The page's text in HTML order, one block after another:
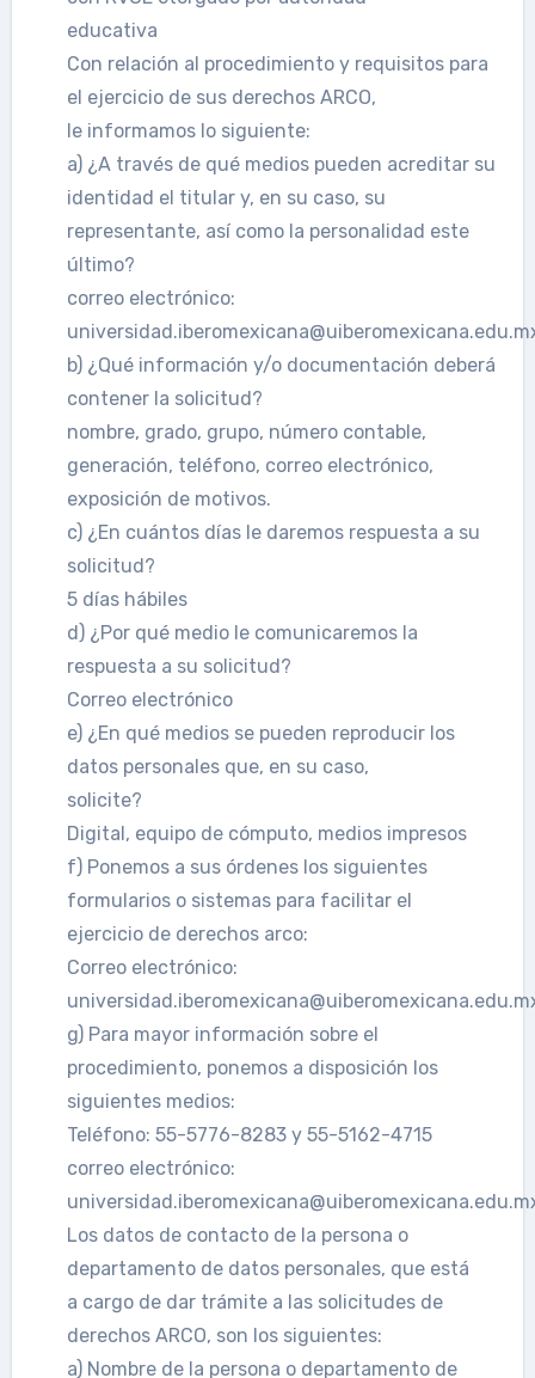
educativa
Con relación al procedimiento y requisitos para
el ejercicio de sus derechos ARCO,
le informamos lo siguiente:
a) ¿A través de qué medios pueden acreditar su
identidad el titular y, en su caso, su
representante, así como la personalidad este
último?
correo electrónico:
b) ¿Qué información y/o documentación deberá
contener la solicitud?
nombre, grado, grupo, número contable,
generación, teléfono, correo electrónico,
exposición de motivos.
c) ¿En cuántos días le daremos respuesta a su
solicitud?
5 días hábiles
d) ¿Por qué medio le comunicaremos la
respuesta a su solicitud?
Correo electrónico
e) ¿En qué medios se pueden reproducir los
datos personales que, en su caso,
solicite?
Digital, equipo de cómputo, medios impresos
f) Ponemos a sus órdenes los siguientes
formularios o sistemas para facilitar el
ejercicio de derechos arco:
Correo electrónico:
g) Para mayor información sobre el
procedimiento, ponemos a disposición los
siguientes medios:
Teléfono: 55-5776-8283 y 55-5162-4715
correo electrónico:
Los datos de contacto de la persona o
departamento de datos personales, que está
a cargo de dar trámite a las solicitudes de
derechos ARCO, son los siguientes:
a) Nombre de la persona o departamento de